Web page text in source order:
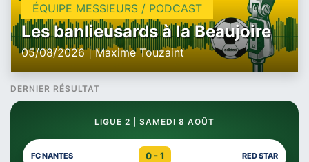
ÉQUIPE MESSIEURS / PODCAST
Les banlieusards à la Beaujoire
05/08/2026 | Maxime Touzaint
DERNIER RÉSULTAT
LIGUE 2 | SAMEDI 8 AOÛT
FC NANTES 0 - 1 RED STAR